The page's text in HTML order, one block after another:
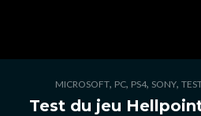
MICROSOFT, PC, PS4, SONY,
Test du jeu